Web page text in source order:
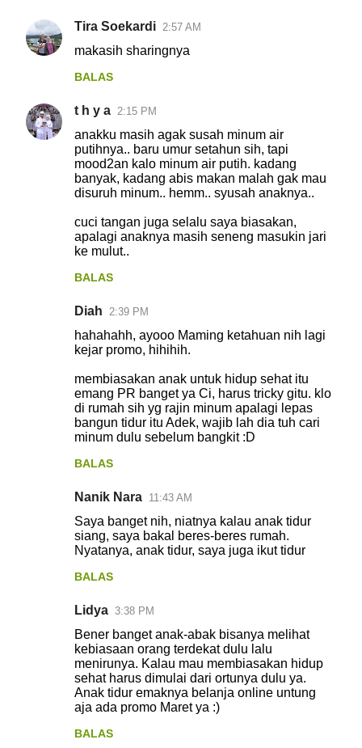
Tira Soekardi 2:57 AM
makasih sharingnya
BALAS
t h y a 2:15 PM
anakku masih agak susah minum air
putihnya.. baru umur setahun sih, tapi
mood2an kalo minum air putih. kadang
banyak, kadang abis makan malah gak mau
disuruh minum.. hemm.. syusah anaknya..
cuci tangan juga selalu saya biasakan,
apalagi anaknya masih seneng masukin jari
ke mulut..
BALAS
Diah 2:39 PM
hahahahh, ayooo Maming ketahuan nih lagi
kejar promo, hihihih.
membiasakan anak untuk hidup sehat itu
emang PR banget ya Ci, harus tricky gitu. klo
di rumah sih yg rajin minum apalagi lepas
bangun tidur itu Adek, wajib lah dia tuh cari
minum dulu sebelum bangkit :D
BALAS
Nanik Nara 11:43 AM
Saya banget nih, niatnya kalau anak tidur
siang, saya bakal beres-beres rumah.
Nyatanya, anak tidur, saya juga ikut tidur
BALAS
Lidya 3:38 PM
Bener banget anak-abak bisanya melihat
kebiasaan orang terdekat dulu lalu
menirunya. Kalau mau membiasakan hidup
sehat harus dimulai dari ortunya dulu ya.
Anak tidur emaknya belanja online untung
aja ada promo Maret ya :)
BALAS